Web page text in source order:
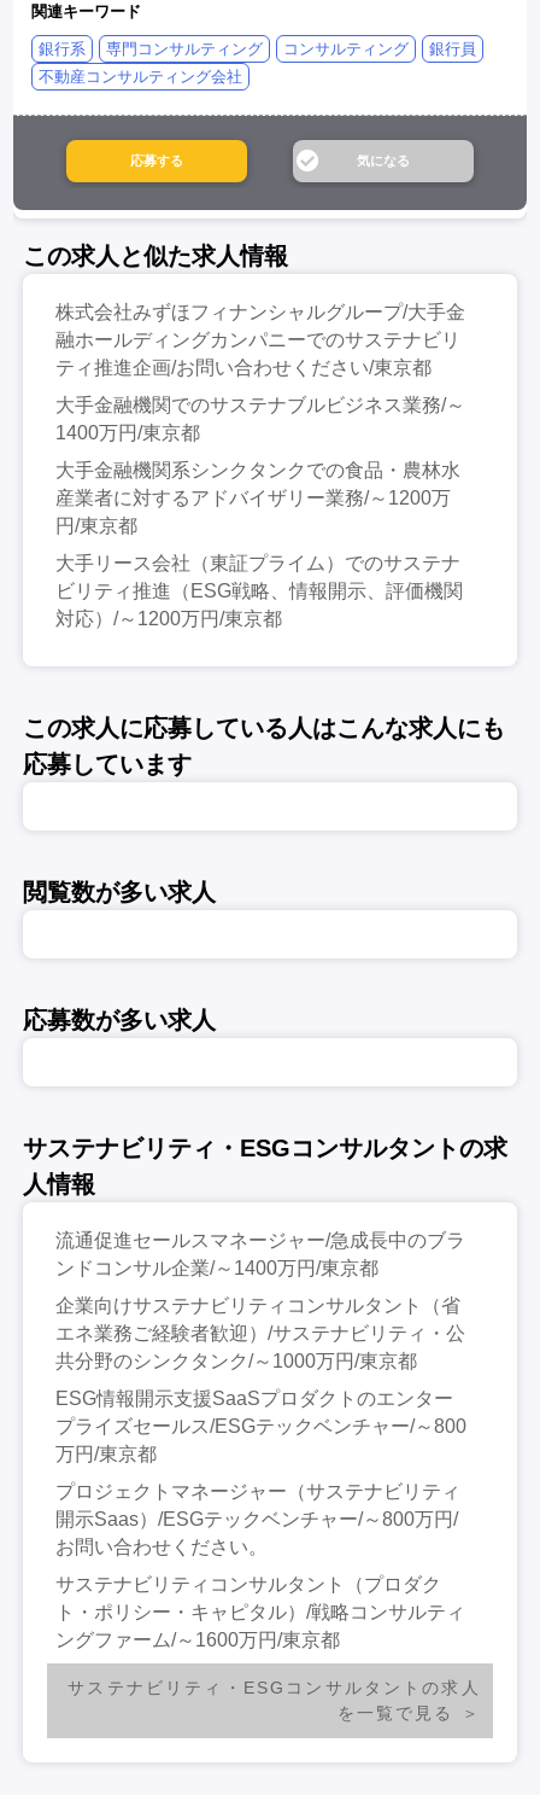
関連キーワード
銀行系 専門コンサルティング コンサルティング
銀行員
不動産コンサルティング会社
この求人と似た求人情報
株式会社みずほフィナンシャルグループ/大手金
融ホールディングカンパニーでのサステナビリ
ティ推進企画/お問い合わせください/東京都
大手金融機関でのサステナブルビジネス業務/～
1400万円/東京都
大手金融機関系シンクタンクでの食品・農林水
産業者に対するアドバイザリー業務/～1200万
円/東京都
大手リース会社（東証プライム）でのサステナ
ビリティ推進（ESG戦略、情報開示、評価機関
対応）/～1200万円/東京都
この求人に応募している人はこんな求人にも
応募しています
閲覧数が多い求人
応募数が多い求人
サステナビリティ・ESGコンサルタントの求
人情報
流通促進セールスマネージャー/急成長中のブラ
ンドコンサル企業/～1400万円/東京都
企業向けサステナビリティコンサルタント（省
エネ業務ご経験者歓迎）/サステナビリティ・公
共分野のシンクタンク/～1000万円/東京都
ESG情報開示支援SaaSプロダクトのエンター
プライズセールス/ESGテックベンチャー/～800
万円/東京都
プロジェクトマネージャー（サステナビリティ
開示Saas）/ESGテックベンチャー/～800万円/
お問い合わせください。
サステナビリティコンサルタント（プロダク
ト・ポリシー・キャピタル）/戦略コンサルティ
ングファーム/～1600万円/東京都
サステナビリティ・ESGコンサルタントの求人
を一覧で見る